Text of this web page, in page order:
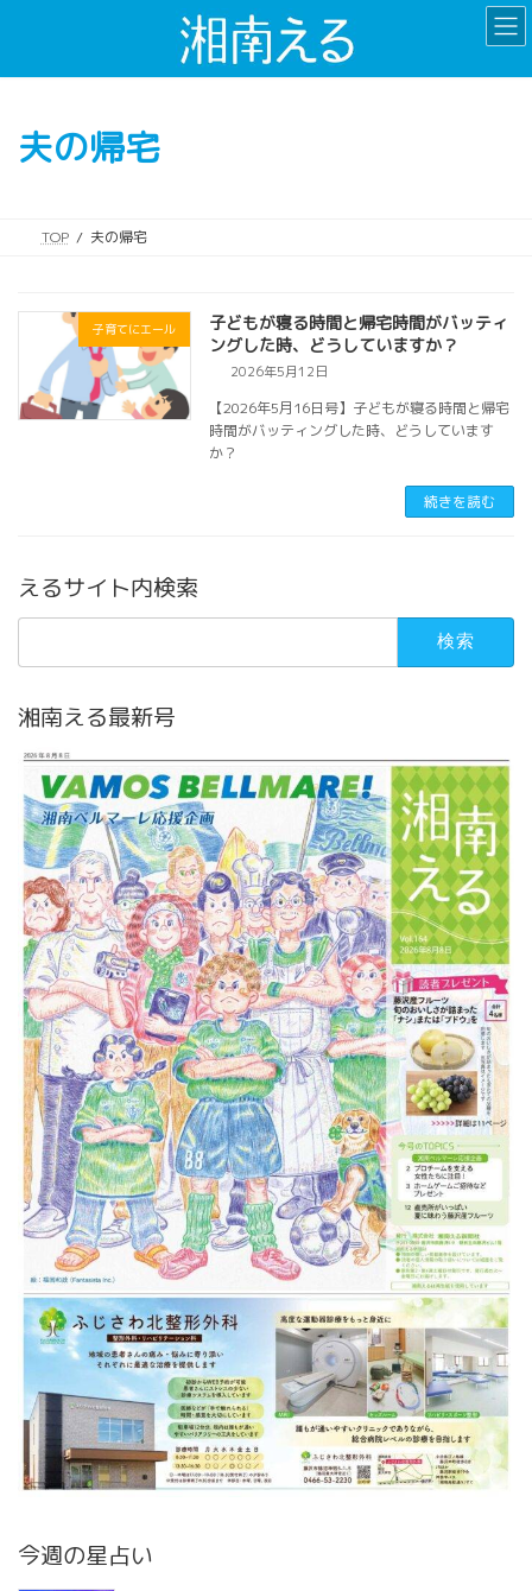
夫の帰宅
TOP 夫の帰宅
子育てにエール
子どもが寝る時間と帰宅時間がバッティ
ングした時、どうしていますか？
2026年5月12日
【2026年5月16日号】子どもが寝る時間と帰宅
時間がバッティングした時、どうしています
か？
続きを読む
えるサイト内検索
検
湘南える最新号
今週の星占い